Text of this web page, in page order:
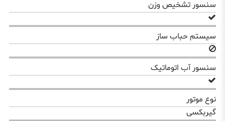
سنسور تشخیص وزن
سیستم حباب ساز
سنسور آب اتوماتیک
نوع موتور
گیربکسی